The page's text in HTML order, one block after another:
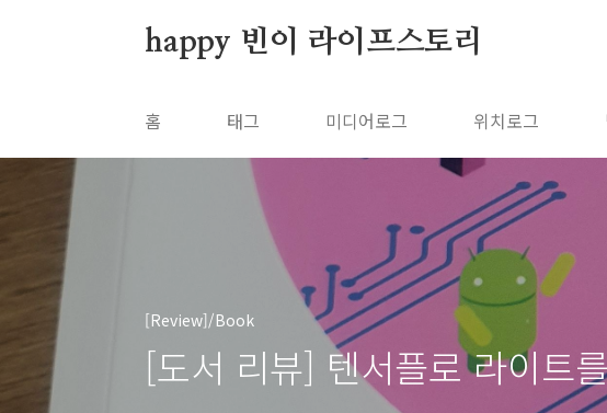
happy 빈이 라이프스토리
홈 태그 미디어로그 위치로그
[Review]/Book
[도서 리뷰] 텐서플로 라이트